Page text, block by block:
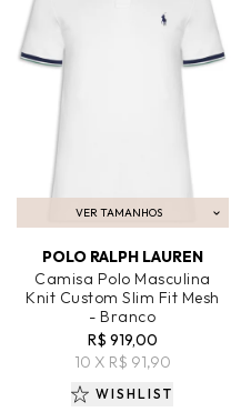
VER TAMANHOS
ADICIONAR AO CARRINHO
POLO RALPH LAUREN
Camisa Polo Masculina
Knit Custom Slim Fit Mesh
- Branco
R$ 919,00
10 X R$ 91,90
WISHLIST